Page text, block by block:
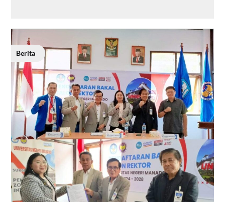
Berita